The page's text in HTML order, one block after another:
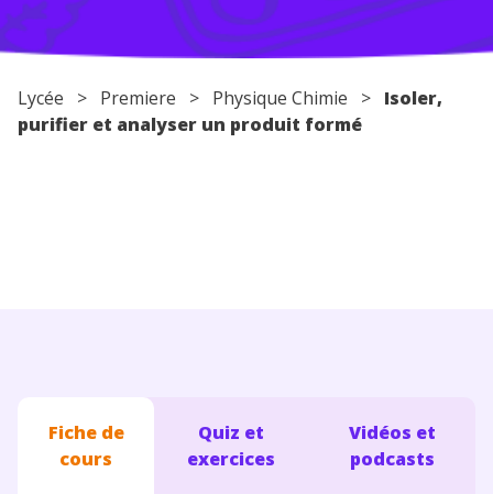
Conseils pour les parents
Lycée > Premiere > Physique Chimie > Isoler,
purifier et analyser un produit formé
Fiche de
cours
Quiz et
exercices
Vidéos et
podcasts